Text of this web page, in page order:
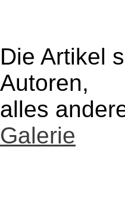
Die Artikel
Autoren,
alles
Galerie